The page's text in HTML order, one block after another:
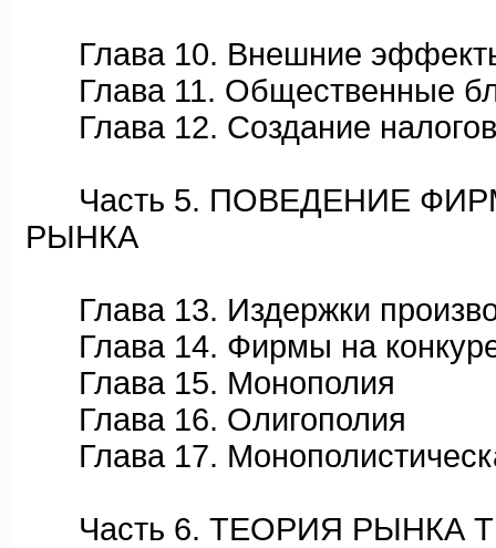
Глава 10. Внешние
Глава 11. Общественные
Глава 12. Создание
Часть 5. ПОВЕДЕНИЕ
РЫНКА
Глава 13. Издержки
Глава 14. Фирмы на
Глава 15. Монополия
Глава 16. Олигополия
Глава 17.
Часть 6. ТЕОРИЯ РЫНКА